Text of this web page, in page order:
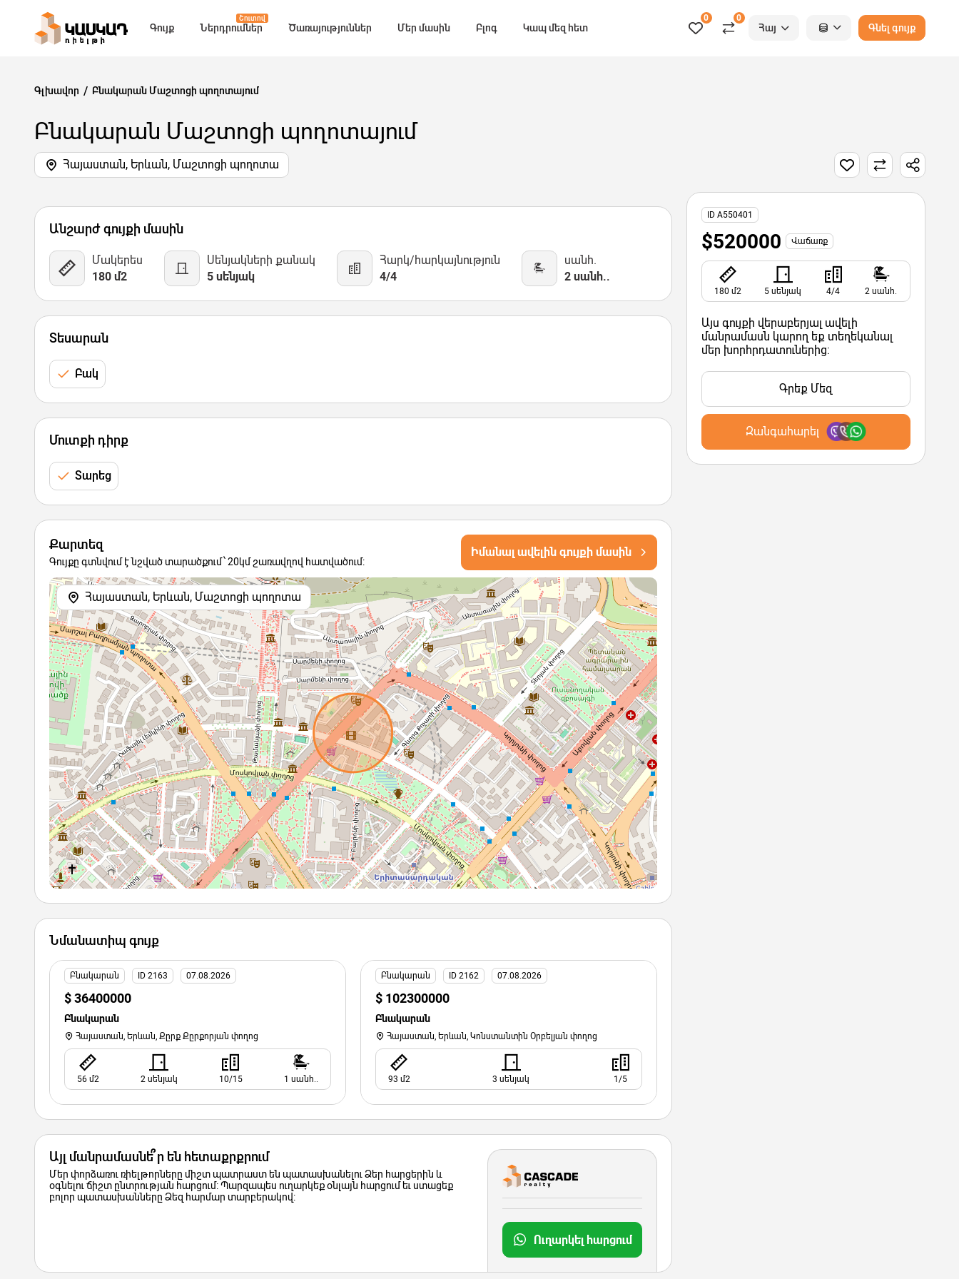
Գույք
Շուտով
Ներդրումներ Ծառայություններ Մեր մասին Բլոգ Կապ մեզ հետ
0 0
Հայ Գնել գույք
Գլխավոր Բնակարան Մաշտոցի պողոտայում
Բնակարան Մաշտոցի պողոտայում
Հայաստան, Երևան, Մաշտոցի պողոտա
1 Նկար Քարտեզ
Անշարժ գույքի մասին
Մակերես
180 մ2
Սենյակների քանակ
5 սենյակ
Հարկ/հարկայնություն
4/4
սանհ.
2 սանհ..
Տեսարան
Բակ
Մուտքի դիրք
Տարեց
Քարտեզ
Գույքը գտնվում է նշված տարածքում՝ 20կմ շառավղով հատվածում:
Իմանալ ավելին գույքի մասին
Հայաստան, Երևան, Մաշտոցի պողոտա
Նմանատիպ գույք
Բնակարան ID 2163 07.08.2026
$ 36400000
Բնակարան
Հայաստան, Երևան, Քըրք Քըրքորյան փողոց
56 մ2 2 սենյակ 10/15 1 սանհ..
Բնակարան ID 2162 07.08.2026
$ 102300000
Բնակարան
Հայաստան, Երևան, Կոնստանտին Օրբելյան փողոց
93 մ2 3 սենյակ 1/5
Այլ մանրամասնե՞ր են հետաքրքրում
Մեր փորձառու ռիելթորները միշտ պատրաստ են պատասխանելու Ձեր հարցերին և
օգնելու ճիշտ ընտրության հարցում: Պարզապես ուղարկեք օնլայն հարցում եւ ստացեք
բոլոր պատասխանները Ձեզ հարմար տարբերակով:
Ուղարկել հարցում
ID A550401
$520000 Վաճառք
180 մ2 5 սենյակ 4/4 2 սանհ.
Այս գույքի վերաբերյալ ավելի
մանրամասն կարող եք տեղեկանալ
մեր խորհրդատուներից:
Գրեք Մեզ
Զանգահարել